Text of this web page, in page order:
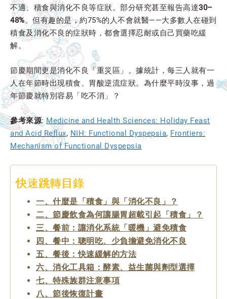
不適、積食與消化不良等症狀。部分研究甚至報告高達30–
48%。但有趣的是，約75%的人不會就醫——大多數人在碰到
積食及消化不良的症狀時，都會選擇忍耐或自己買藥吃緩
解。
節慶期間更是消化不良「重災區」。據統計，每三人就有一
人在年節時出現積食、胃酸逆流症狀。為什麼平時沒事，過
年節慶就特別容易「吃不消」？
參考來源: Medicine and Health Sciences: Holiday Feast
and Acid Reflux, NIH: Functional Dyspepsia, Frontiers:
Mechanism of Functional Dyspepsia
快速跳轉目錄
一、什麼是「積食」與「消化不良」？
二、節慶飲食為何讓腸胃超載引起「積食」？
三、餐前：讓消化系統「暖機」避免積食
四、餐中：聰明吃、少負擔避免消化不良
五、餐後：快速緩解的方法
六、消化工具箱：酵素、益生菌與劑型選擇
七、特殊族群注意事項
八、節後恢復計畫